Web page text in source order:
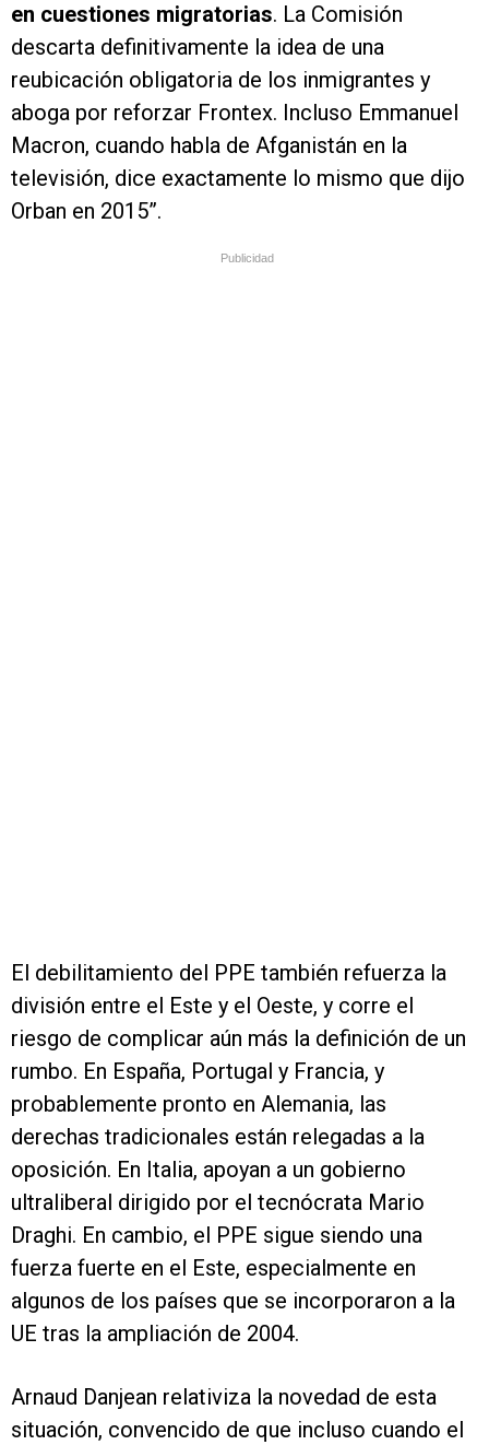
en cuestiones migratorias. La Comisión
descarta definitivamente la idea de una
reubicación obligatoria de los inmigrantes y
aboga por reforzar Frontex. Incluso Emmanuel
Macron, cuando habla de Afganistán en la
televisión, dice exactamente lo mismo que dijo
Orban en 2015”.
Publicidad
El debilitamiento del PPE también refuerza la
división entre el Este y el Oeste, y corre el
riesgo de complicar aún más la definición de un
rumbo. En España, Portugal y Francia, y
probablemente pronto en Alemania, las
derechas tradicionales están relegadas a la
oposición. En Italia, apoyan a un gobierno
ultraliberal dirigido por el tecnócrata Mario
Draghi. En cambio, el PPE sigue siendo una
fuerza fuerte en el Este, especialmente en
algunos de los países que se incorporaron a la
UE tras la ampliación de 2004.
Arnaud Danjean relativiza la novedad de esta
situación, convencido de que incluso cuando el